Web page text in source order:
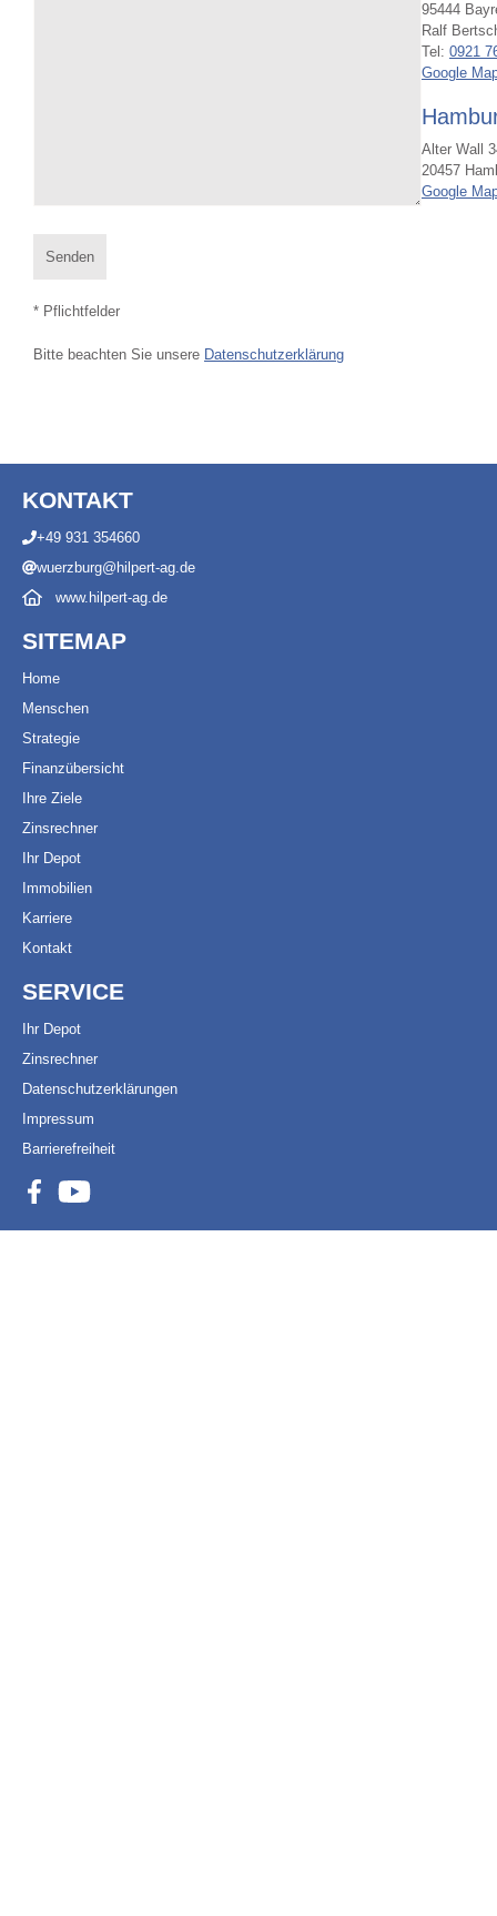
* Pflichtfelder
Bitte beachten Sie unsere Datenschutzerklärung
95444
Ralf
Tel: 0921
Google
Alter Wall
20457
Google
KONTAKT
+49 931 354660
wuerzburg@hilpert-ag.de
www.hilpert-ag.de
SITEMAP
Home
Menschen
Strategie
Finanzübersicht
Ihre Ziele
Zinsrechner
Ihr Depot
Immobilien
Karriere
Kontakt
SERVICE
Ihr Depot
Zinsrechner
Datenschutzerklärungen
Impressum
Barrierefreiheit